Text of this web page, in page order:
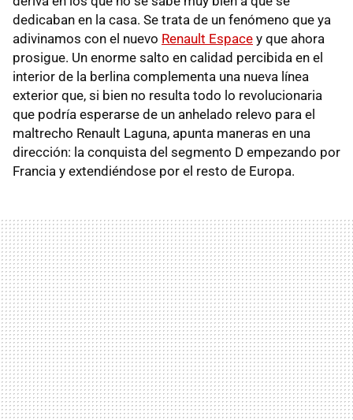
dedicaban en la casa. Se trata de un fenómeno que ya
adivinamos con el nuevo Renault Espace y que ahora
prosigue. Un enorme salto en calidad percibida en el
interior de la berlina complementa una nueva línea
exterior que, si bien no resulta todo lo revolucionaria
que podría esperarse de un anhelado relevo para el
maltrecho Renault Laguna, apunta maneras en una
dirección: la conquista del segmento D empezando por
Francia y extendiéndose por el resto de Europa.